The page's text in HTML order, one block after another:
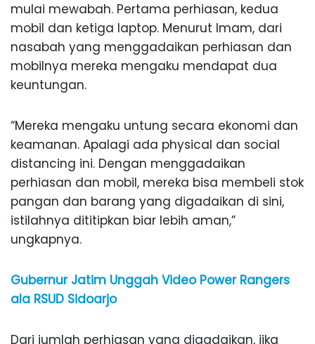
mulai mewabah. Pertama perhiasan, kedua
mobil dan ketiga laptop. Menurut Imam, dari
nasabah yang menggadaikan perhiasan dan
mobilnya mereka mengaku mendapat dua
keuntungan.
“Mereka mengaku untung secara ekonomi dan
keamanan. Apalagi ada physical dan social
distancing ini. Dengan menggadaikan
perhiasan dan mobil, mereka bisa membeli stok
pangan dan barang yang digadaikan di sini,
istilahnya dititipkan biar lebih aman,”
ungkapnya.
Gubernur Jatim Unggah Video Power Rangers
ala RSUD Sidoarjo
Dari jumlah perhiasan yang digadaikan, jika